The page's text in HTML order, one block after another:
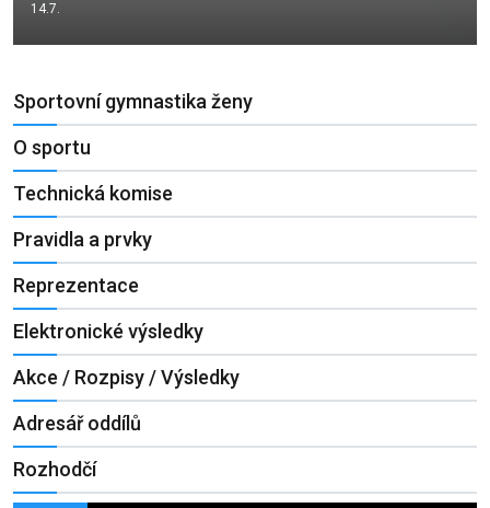
14.7.
Sportovní gymnastika ženy
O sportu
Technická komise
Pravidla a prvky
Reprezentace
Elektronické výsledky
Akce / Rozpisy / Výsledky
Adresář oddílů
Rozhodčí